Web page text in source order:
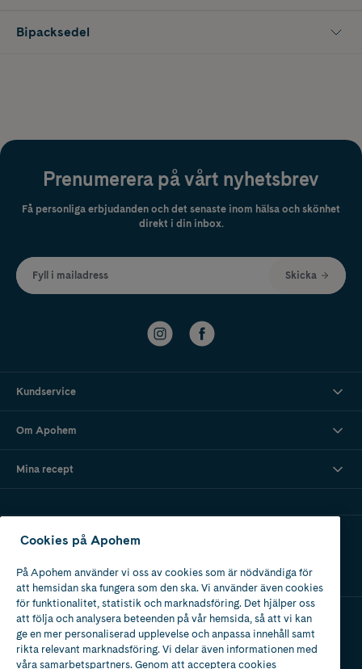
Bipacksedel
Prenumerera på vårt nyhetsbrev
Få personliga erbjudanden och det senaste inom hälsa och skönhet
direkt i din inbox.
Fyll i mailadress Skicka
Kundservice
Om Apohem
Mina recept
Ladda ner vår app
Apotek med tillstånd
av Läkemedelsverket
Cookies på Apohem
På Apohem använder vi oss av cookies som är nödvändiga för
att hemsidan ska fungera som den ska. Vi använder även cookies
för funktionalitet, statistik och marknadsföring. Det hjälper oss
att följa och analysera beteenden på vår hemsida, så att vi kan
ge en mer personaliserad upplevelse och anpassa innehåll samt
rikta relevant marknadsföring. Vi delar även informationen med
våra samarbetspartners. Genom att acceptera cookies